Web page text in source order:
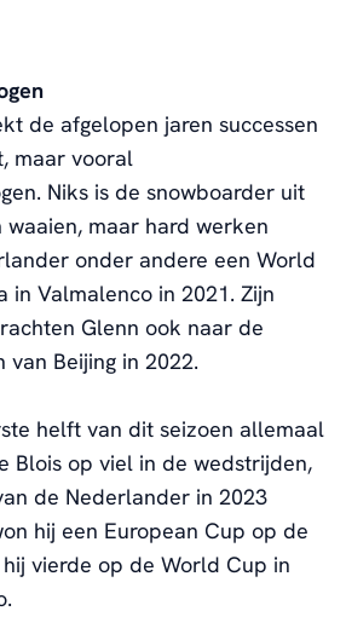
de afgelopen jaren successen
maar vooral
Niks is de snowboarder uit
waaien, maar hard werken
onder andere een World
in Valmalenco in 2021. Zijn
Glenn ook naar de
van Beijing in 2022.
helft van dit seizoen allemaal
Blois op viel in de wedstrijden,
de Nederlander in 2023
hij een European Cup op de
vierde op de World Cup in